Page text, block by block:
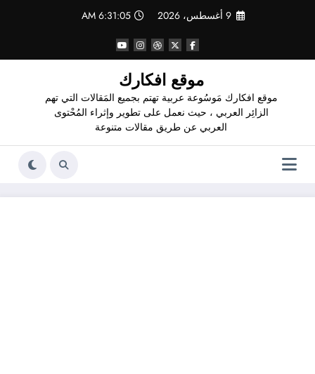
9 أغسطس، 2026 6:31:06 AM
موقع افكارك
موقع افكارك مَوسُوعة عربية تهتم بجميع المَقالات التي تهم
الزائِر العربي ، حيث نعمل على تطوير وإثراء المُحْتوى
العربي عن طريق مقالات متنوعة